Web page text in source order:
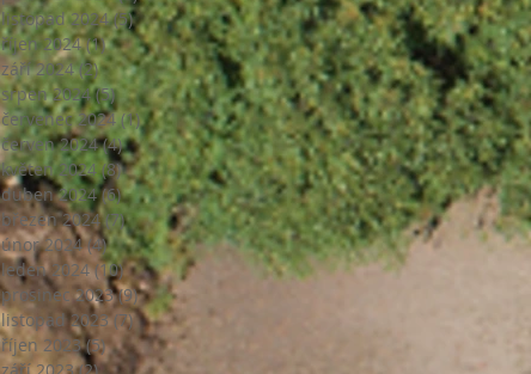
listopad 2024 (5)5 příspěvků
říjen 2024 (1)1 příspěvek
září 2024 (2)2 příspěvky
srpen 2024 (5)5 příspěvků
červenec 2024 (1)1 příspěvek
červen 2024 (4)4 příspěvky
květen 2024 (8)8 příspěvků
duben 2024 (6)6 příspěvků
březen 2024 (7)7 příspěvků
únor 2024 (4)4 příspěvky
leden 2024 (10)10 příspěvků
prosinec 2023 (9)9 příspěvků
listopad 2023 (7)7 příspěvků
říjen 2023 (5)5 příspěvků